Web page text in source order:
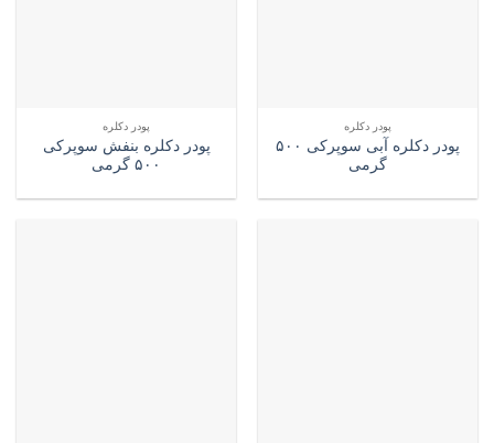
پودر دکلره
پودر دکلره آبی سوپرکی ۵۰۰
گرمی
پودر دکلره
پودر دکلره بنفش سوپرکی
۵۰۰ گرمی